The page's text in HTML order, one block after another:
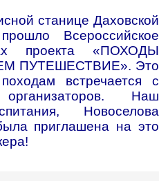
станице Даховской
Всероссийское
проекта «ПОХОДЫ
ПУТЕШЕСТВИЕ». Это
встречается с
Наш
Новоселова
приглашена на это